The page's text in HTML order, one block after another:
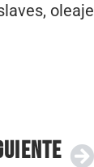
oleaje